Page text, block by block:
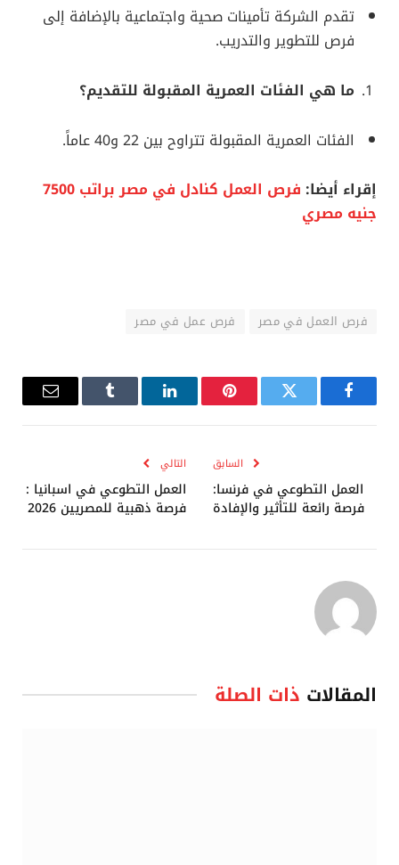
تقدم الشركة تأمينات صحية واجتماعية بالإضافة إلى
فرص للتطوير والتدريب.
ما هي الفئات العمرية المقبولة للتقديم؟
الفئات العمرية المقبولة تتراوح بين 22 و40 عاماً.
إقراء أيضا:
فرص العمل كنادل في مصر براتب 7500
جنيه مصري
فرص العمل في مصر فرص عمل في مصر
فيسبوك تويتر بينتيريستلينكدإن Tumblr
البريد
السابق
العمل التطوعي في فرنسا:
فرصة رائعة للتأثير والإفادة
التالي
العمل التطوعي في اسبانيا :
فرصة ذهبية للمصريين 2026
المقالات ذات الصلة